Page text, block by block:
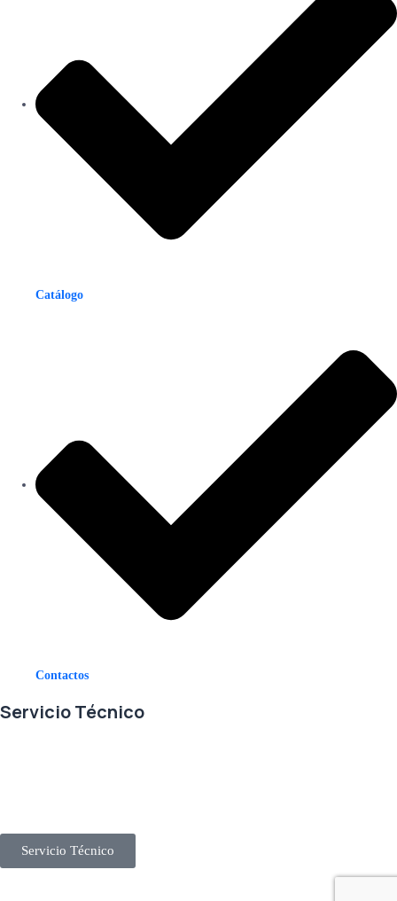
Catálogo
Contactos
Servicio Técnico
Servicio Técnico